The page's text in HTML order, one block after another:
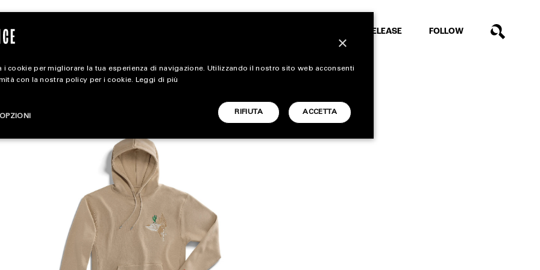
CARICA ALTRI
RELEASE FOLLOW
STYLE
FOOTWEAR
ACCESSORIES
×
i cookie per migliorare la tua esperienza di navigazione. Utilizzando il nostro sito web acconsenti
con la nostra policy per i cookie. Leggi di più
ACCETTA
RIFIUTA